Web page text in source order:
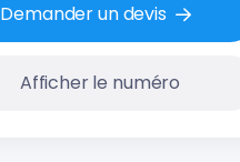
Demander un devis
Afficher le numéro